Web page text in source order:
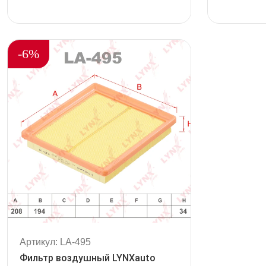
-6%
Артикул: LA-495
Фильтр воздушный LYNXauto